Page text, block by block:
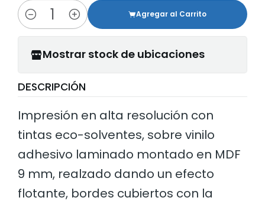
Cantidad
Agregar al Carrito
Mostrar stock de ubicaciones
DESCRIPCIÓN
Impresión en alta resolución con
tintas eco-solventes, sobre vinilo
adhesivo laminado montado en MDF
9 mm, realzado dando un efecto
flotante, bordes cubiertos con la